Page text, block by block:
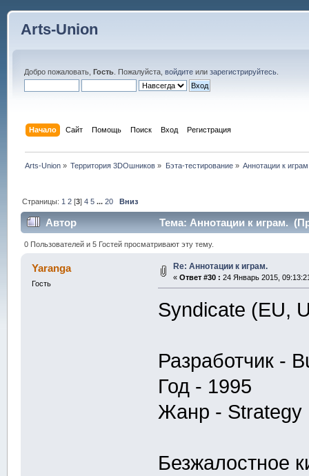
Arts-Union
Добро пожаловать, Гость. Пожалуйста, войдитеили зарегистрируйтесь.
Начало Сайт Помощь Поиск Вход Регистрация
Arts-Union » Территория 3DOшников » Бэта-тестирование» Аннотации к
Страницы: 1 2 [3]4 5 ...20 Вниз
Автор Тема: Аннотации к играм.
0 Пользователей и 5 Гостей просматривают эту тему.
Yaranga
Гость
Re: Аннотации к играм.
« Ответ #30 : 24 Январь 2015,
Syndicate (EU,
Разработчик -
Год - 1995
Жанр - Strategy
Безжалостное